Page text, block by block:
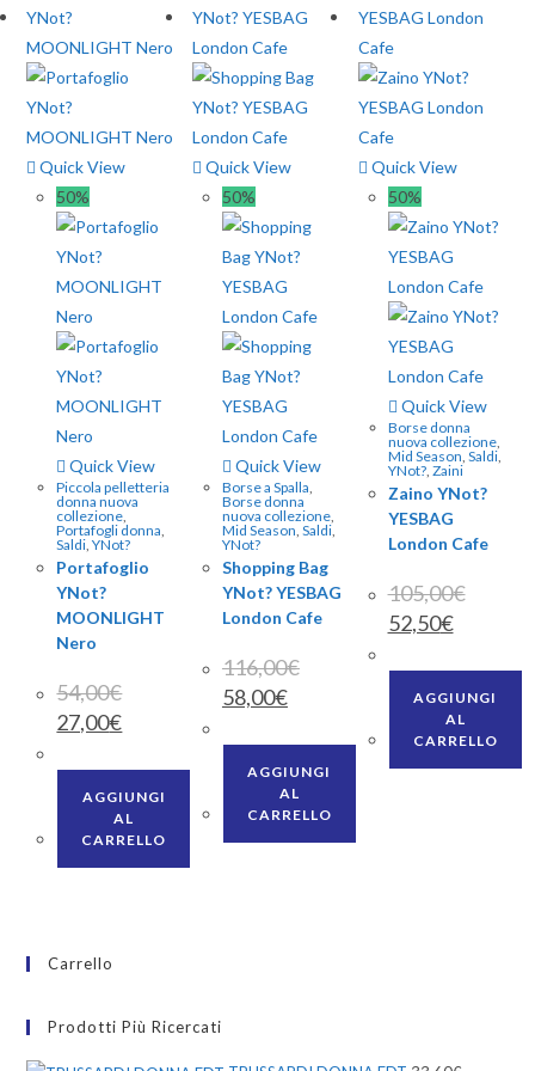
Quick View
50%
Quick View
Piccola pelletteria
donna nuova
collezione,
Portafogli donna,
Saldi,YNot?
Portafoglio
YNot?
MOONLIGHT
Nero
54,00€
Il
prezzo
era:
27,00€Il
prezzo
è:
AGGIUNGI
AL
CARRELLO
Quick View
50%
Quick View
Borse a Spalla,
Borse donna
nuova collezione,
Mid Season, Saldi,
YNot?
Shopping Bag
YNot? YESBAG
London Cafe
116,00€
Il
prezzo
era:
58,00€Il
prezzo
è:
AGGIUNGI
AL
CARRELLO
Quick View
50%
Quick View
Borse donna
nuova collezione,
Mid Season, Saldi,
YNot?, Zaini
Zaino YNot?
YESBAG
London Cafe
105,00€
Il
prezzo
era:
52,50€Il
prezzo
è:
AGGIUNGI
AL
CARRELLO
Carrello
Prodotti Più Ricercati